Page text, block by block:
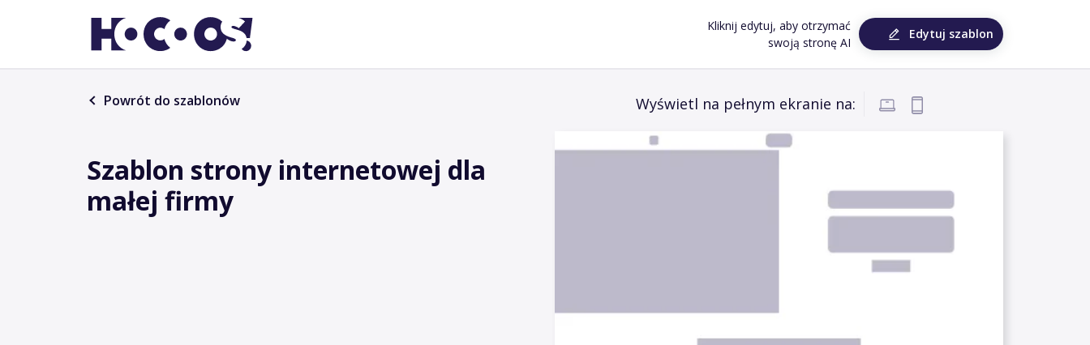
Kliknij edytuj, aby otrzymać
swoją stronę AI
Edytuj szablon
Powrót do szablonów
Szablon strony internetowej dla
małej firmy
Wyświetl na pełnym ekranie na: